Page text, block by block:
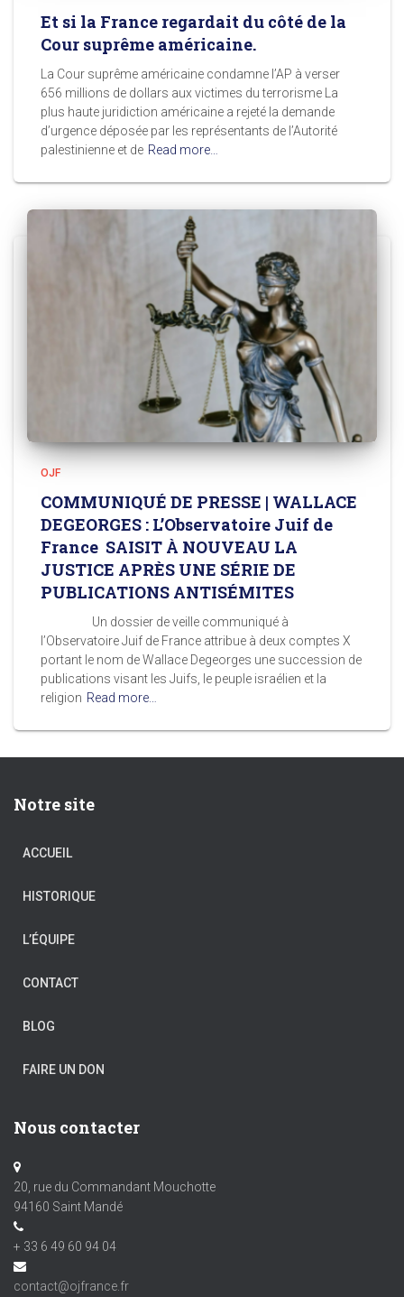
Et si la France regardait du côté de la
Cour suprême américaine.
La Cour suprême américaine condamne l’AP à verser
656 millions de dollars aux victimes du terrorisme La
plus haute juridiction américaine a rejeté la demande
d’urgence déposée par les représentants de l’Autorité
palestinienne et de Read more…
OJF
COMMUNIQUÉ DE PRESSE | WALLACE
DEGEORGES : L’Observatoire Juif de
France SAISIT À NOUVEAU LA
JUSTICE APRÈS UNE SÉRIE DE
PUBLICATIONS ANTISÉMITES
Un dossier de veille communiqué à
l’Observatoire Juif de France attribue à deux comptes X
portant le nom de Wallace Degeorges une succession de
publications visant les Juifs, le peuple israélien et la
religion Read more…
Notre site
ACCUEIL
HISTORIQUE
L’ÉQUIPE
CONTACT
BLOG
FAIRE UN DON
Nous contacter
20, rue du Commandant Mouchotte
94160 Saint Mandé
+ 33 6 49 60 94 04
contact@ojfrance.fr